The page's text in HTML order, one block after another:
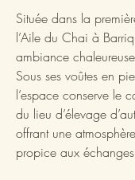
Située dans la
l’Aile du Chai à
ambiance
Sous ses voûtes en
l’espace conserve le
du lieu d’élevage
offrant une
propice aux